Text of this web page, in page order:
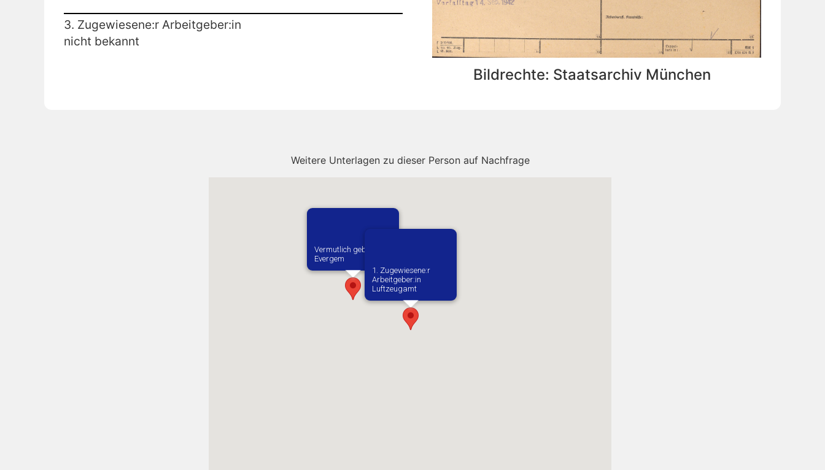
3. Zugewiesene:r Arbeitgeber:in
nicht bekannt
Bildrechte: Staatsarchiv München
Weitere Unterlagen zu dieser Person auf Nachfrage
Vermutlich geboren in
Evergem
1. Zugewiesene:r
Arbeitgeber:in​
Luftzeugamt